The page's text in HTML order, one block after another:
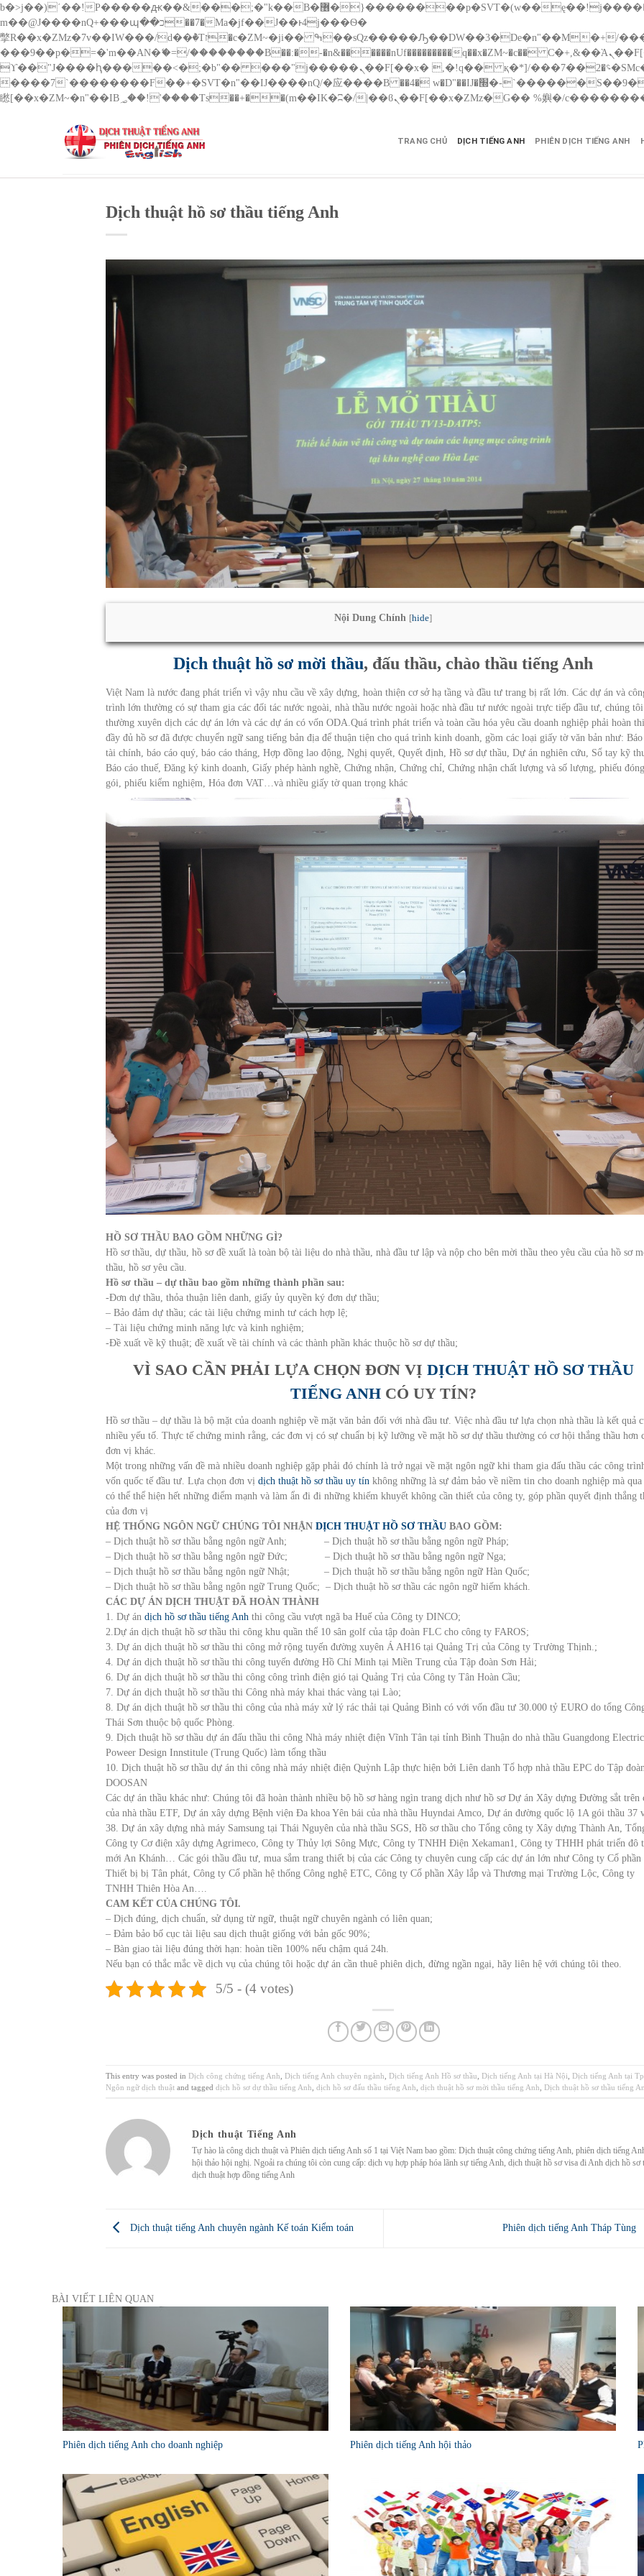
b�>j��)΄��!P�����ԫ��&���;�"k��B�޶�}��������p�SVT�(w��ę��!j������ ��x�;�-
m��@J����nQ+���պ��כ��7�Ma�jf��J��ͱ4j���Ѳ�
撆R��x�ZMz�7v��IW���/d��ٞ�Тז�c�ZM~�ji�� ߒ��sQz�����Ԡ��DW��3�De�n"��M�+/��������B��:�-�u��IJ���7j�委
���9��p�=�'m��AN�ޭ�=/��������B��:�-�n&������nUf���������q��x�ZM~�c�� Ϲ�+,&��Ὰܢ��F[��(�1�*"��
ϒ��"J����ԧ�����<�;�b"�� ���"j�����ܢ��F[��x� ,�!q�� қ�*]/���؝�2��7�SMc�s"���ޭ�DQ/�应�ܢ��F_��!� :�s"��
����7`��������F��+�SVT�n"��IJ����nQ/�应����B ��4� w�D"��IJ�׭�-`������S��9�Dr�ji��EJ߅��gJ�应��
TRANG CHỦ DỊCH TIẾNG ANH PHIÊN DỊCH TIẾNG ANH
Dịch thuật hồ sơ thầu tiếng Anh
Nội Dung Chính [hide]
Dịch thuật hồ sơ mời thầu, đấu thầu, chào thầu tiếng Anh
Việt Nam là nước đang phát triển vì vậy nhu cầu về xây dựng, hoàn thiện cơ sở hạ tầng và đầu tư trang bị rất lớn. Các dự án và
trình lớn thường có sự tham gia các đối tác nước ngoài, nhà thầu nước ngoài hoặc nhà đầu tư nước ngoài trực tiếp đầu tư, chúng tôi
thường xuyên dịch các dự án lớn và các dự án có vốn ODA.Quá trình phát triển và toàn cầu hóa yêu cầu doanh nghiệp phải hoàn
đầy đủ hồ sơ đã được chuyển ngữ sang tiếng bản địa để thuận tiện cho quá trình kinh doanh, gồm các loại giấy tờ văn bản như: Báo
tài chính, báo cáo quý, báo cáo tháng, Hợp đồng lao động, Nghị quyết, Quyết định, Hồ sơ dự thầu, Dự án nghiên cứu, Sổ tay kỹ
Báo cáo thuế, Đăng ký kinh doanh, Giấy phép hành nghề, Chứng nhận, Chứng chỉ, Chứng nhận chất lượng và số lượng, phiếu đóng
gói, phiếu kiểm nghiệm, Hóa đơn VAT…và nhiều giấy tờ quan trọng khác
HỒ SƠ THẦU BAO GỒM NHỮNG GÌ?
Hồ sơ thầu, dự thầu, hồ sơ đề xuất là toàn bộ tài liệu do nhà thầu, nhà đầu tư lập và nộp cho bên mời thầu theo yêu cầu của hồ sơ
thầu, hồ sơ yêu cầu.
Hồ sơ thầu – dự thầu bao gồm những thành phần sau:
-Đơn dự thầu, thỏa thuận liên danh, giấy ủy quyền ký đơn dự thầu;
– Bảo đảm dự thầu; các tài liệu chứng minh tư cách hợp lệ;
– Tài liệu chứng minh năng lực và kinh nghiệm;
-Đề xuất về kỹ thuật; đề xuất về tài chính và các thành phần khác thuộc hồ sơ dự thầu;
VÌ SAO CẦN PHẢI LỰA CHỌN ĐƠN VỊ DỊCH THUẬT HỒ SƠ THẦU
TIẾNG ANHCÓ UY TÍN?
Hồ sơ thầu – dự thầu là bộ mặt của doanh nghiệp về mặt văn bản đối với nhà đầu tư. Việc nhà đầu tư lựa chọn nhà thầu là kết quả
nhiều yếu tố. Thực tế chứng minh rằng, các đơn vị có sự chuẩn bị kỹ lưỡng về mặt hồ sơ dự thầu thường có cơ hội thắng thầu hơn
đơn vị khác.
Một trong những vấn đề mà nhiều doanh nghiệp gặp phải đó chính là trở ngại về mặt ngôn ngữ khi tham gia đấu thầu các công
vốn quốc tế đầu tư. Lựa chọn đơn vị dịch thuật hồ sơ thầu uy tín không những là sự đảm bảo về niềm tin cho doanh nghiệp mà qua
có thể thể hiện hết những điểm mạnh và làm ẩn đi đi những khiếm khuyết không cần thiết của công ty, góp phần quyết định thắng
của đơn vị
HỆ THỐNG NGÔN NGỮ CHÚNG TÔI NHẬN DỊCH THUẬT HỒ SƠ THẦU BAO GỒM:
– Dịch thuật hồ sơ thầu bằng ngôn ngữ Anh; – Dịch thuật hồ sơ thầu bằng ngôn ngữ Pháp;
– Dịch thuật hồ sơ thầu bằng ngôn ngữ Đức; – Dịch thuật hồ sơ thầu bằng ngôn ngữ Nga;
– Dịch thuật hồ sơ thầu bằng ngôn ngữ Nhật; – Dịch thuật hồ sơ thầu bằng ngôn ngữ Hàn Quốc;
– Dịch thuật hồ sơ thầu bằng ngôn ngữ Trung Quốc; – Dịch thuật hồ sơ thầu các ngôn ngữ hiếm khách.
CÁC DỰ ÁN DỊCH THUẬT ĐÃ HOÀN THÀNH
1. Dự án dịch hồ sơ thầu tiếng Anh thi công cầu vượt ngã ba Huế của Công ty DINCO;
2.Dự án dịch thuật hồ sơ thầu thi công khu quần thể 10 sân golf của tập đoàn FLC cho công ty FAROS;
3. Dự án dịch thuật hồ sơ thầu thi công mở rộng tuyến đường xuyên Á AH16 tại Quảng Trị của Công ty Trường Thịnh.;
4. Dự án dịch thuật hồ sơ thầu thi công tuyến đường Hồ Chí Minh tại Miền Trung của Tập đoàn Sơn Hải;
6. Dự án dịch thuật hồ sơ thầu thi công công trình điện gió tại Quảng Trị của Công ty Tân Hoàn Cầu;
7. Dự án dịch thuật hồ sơ thầu thi Công nhà máy khai thác vàng tại Lào;
8. Dự án dịch thuật hồ sơ thầu thi công của nhà máy xử lý rác thải tại Quảng Bình có với vốn đầu tư 30.000 tỷ EURO do tổng
Thái Sơn thuộc bộ quốc Phòng.
9. Dịch thuật hồ sơ thầu dự án đấu thầu thi công Nhà máy nhiệt điện Vĩnh Tân tại tỉnh Bình Thuận do nhà thầu Guangdong Electric
Poweer Design Innstitule (Trung Quốc) làm tổng thầu
10. Dịch thuật hồ sơ thầu dự án thi công nhà máy nhiệt điện Quỳnh Lập thực hiện bởi Liên danh Tổ hợp nhà thầu EPC do Tập
DOOSAN
Các dự án thầu khác như: Chúng tôi đã hoàn thành nhiều bộ hồ sơ hàng ngìn trang dịch như hồ sơ Dự án Xây dựng Đường sắt trên
của nhà thầu ETF, Dự án xây dựng Bệnh viện Đa khoa Yên bái của nhà thầu Huyndai Amco, Dự án đường quốc lộ 1A gói thầu 37
38. Dự án xây dựng nhà máy Samsung tại Thái Nguyên của nhà thầu SGS, Hồ sơ thầu cho Tổng công ty Xây dựng Thành An,
Công ty Cơ điện xây dựng Agrimeco, Công ty Thủy lợi Sông Mực, Công ty TNHH Điện Xekaman1, Công ty THHH phát triển đô
mới An Khánh… Các gói thầu đầu tư, mua sắm trang thiết bị của các Công ty chuyên cung cấp các dự án lớn như Công ty Cổ phần
Thiết bị bị Tân phát, Công ty Cổ phần hệ thống Công nghệ ETC, Công ty Cổ phần Xây lắp và Thương mại Trường Lộc, Công ty
TNHH Thiên Hòa An….
CAM KẾT CỦA CHÚNG TÔI.
– Dịch đúng, dịch chuẩn, sử dụng từ ngữ, thuật ngữ chuyên ngành có liên quan;
– Đảm bảo bố cục tài liệu sau dịch thuật giống với bản gốc 90%;
– Bàn giao tài liệu đúng thời hạn: hoàn tiền 100% nếu chậm quá 24h.
Nếu bạn có thắc mắc về dịch vụ của chúng tôi hoặc dự án cần thuê phiên dịch, đừng ngần ngại, hãy liên hệ với chúng tôi theo.
5/5 - (4 votes)
This entry was posted in Dịch công chứng tiếng Anh Dịch tiếng Anh chuyên ngành Dịch tiếng Anh Hồ sơ thầu Dịch tiếng Anh tại Hà Nội
Dịch tiếng Anh tại
Ngôn ngữ dịch thuật and tagged dịch hồ sơ dự thầu tiếng Anh dịch hồ sơ đấu thầu tiếng Anh dịch thuật hồ sơ mời thầu tiếng Anh Dịch thuật hồ sơ thầu tiếng
Dịch thuật Tiếng Anh
Tự hào là công dịch thuật và Phiên dịch tiếng Anh số 1 tại Việt Nam bao gồm: Dịch thuật công chứng tiếng Anh, phiên dịch tiếng
hội thảo hội nghị. Ngoải ra chúng tôi còn cung cấp: dịch vụ hợp pháp hóa lãnh sự tiếng Anh, dịch thuật hồ sơ visa đi Anh dịch hồ sơ
dịch thuật hợp đồng tiếng Anh
Dịch thuật tiếng Anh chuyên ngành Kế toán Kiểm toán Phiên dịch tiếng Anh Tháp Tùng
BÀI VIẾT LIÊN QUAN
Phiên dịch tiếng Anh cho doanh nghiệp Phiên dịch tiếng Anh hội thảo